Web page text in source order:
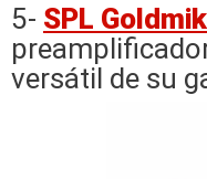
5- SPL
versátil de su